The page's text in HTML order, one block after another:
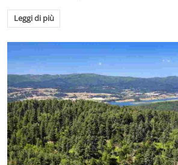
Leggi di più